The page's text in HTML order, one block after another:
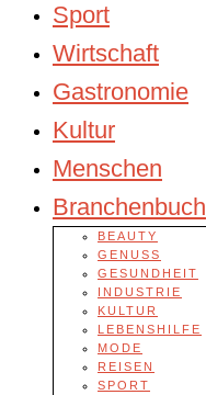
Sport
Wirtschaft
Gastronomie
Kultur
Menschen
Branchenbuch
BEAUTY
GENUSS
GESUNDHEIT
INDUSTRIE
KULTUR
LEBENSHILFE
MODE
REISEN
SPORT